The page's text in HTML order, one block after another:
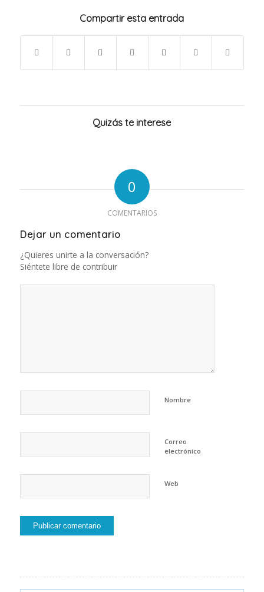
Compartir esta entrada
Quizás te interese
0
COMENTARIOS
Dejar un comentario
¿Quieres unirte a la conversación?
Siéntete libre de contribuir
Nombre
Correo
electrónico
Web